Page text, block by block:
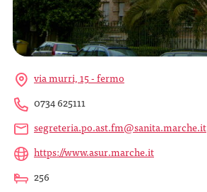
via murri, 15 - fermo
0734 625111
segreteria.po.ast.fm@sanita.marche.it
https://www.asur.marche.it
256